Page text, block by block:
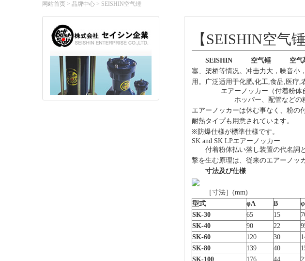
网站首页 > 品牌中心 > SEISHIN空气锤
【SEISHIN空气锤
SEISHIN 空气锤 空气
塞、架桥等情况。冲击力大，噪音小
用。广泛适用于化肥,化工,食品,医疗,
エアーノッカー（付着粉体
ホッパー、配管などの
エアーノッカーは休む事なく、粉の
耐熱タイプも用意されています。
※防爆仕様が標準仕様です。
SK and SK LPエアーノッカー
付着粉体払い落し装置の代名詞
撃を生む原理は、従来のエアーノッ
寸法及び仕様
［寸法］(mm)
型式
φA B
SK-30
65 15
SK-40
90 22
SK-60
120 30
SK-80
139 40
SK-100
176 44